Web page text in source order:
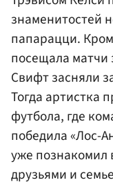
знаменитостей
папарацци.
посещала матчи
Свифт засняли
Тогда артистка
футбола, где
победила «Лос-
уже познакомил
друзьями и